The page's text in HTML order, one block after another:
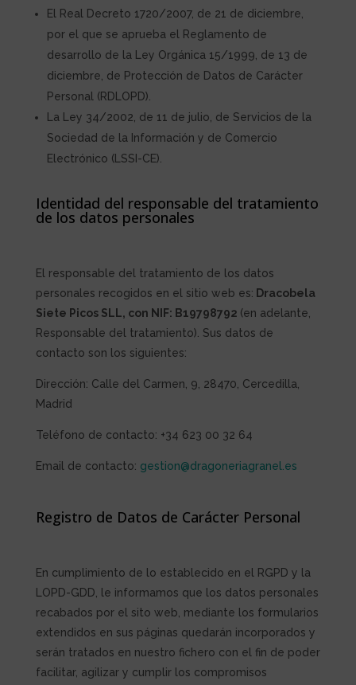
El Real Decreto 1720/2007, de 21 de diciembre,
por el que se aprueba el Reglamento de
desarrollo de la Ley Orgánica 15/1999, de 13 de
diciembre, de Protección de Datos de Carácter
Personal (RDLOPD).
La Ley 34/2002, de 11 de julio, de Servicios de la
Sociedad de la Información y de Comercio
Electrónico (LSSI-CE).
Identidad del responsable del tratamiento
de los datos personales
El responsable del tratamiento de los datos
personales recogidos en el sitio web es: Dracobela
Siete Picos SLL, con NIF: B19798792 (en adelante,
Responsable del tratamiento). Sus datos de
contacto son los siguientes:
Dirección: Calle del Carmen , 9, 28470, Cercedilla,
Madrid
Teléfono de contacto: +34 623 00 32 64
Email de contacto: gestion@dragoneriagranel.es
Registro de Datos de Carácter Personal
En cumplimiento de lo establecido en el RGPD y la
LOPD-GDD, le informamos que los datos personales
recabados porel sito web , mediante los formularios
extendidos en sus páginas quedarán incorporados y
serán tratados en nuestro fichero con el fin de poder
facilitar, agilizar y cumplir los compromisos